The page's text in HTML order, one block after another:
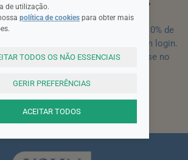
newsletter e receba um cupão de 10% de
próxima encomenda efetuada com login.
o cupão deverá primeiro registar-se no
de utilização.
política de cookies para obter mais
TODOS OS NÃO ESSENCIAIS
GERIR PREFERÊNCIAS
ACEITAR TODOS